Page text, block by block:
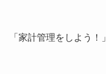
「家計管理をしよう！」